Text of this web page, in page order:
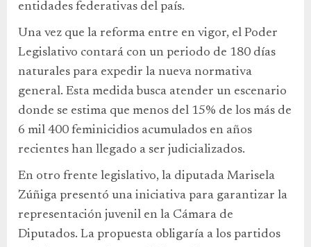
entidades federativas del país.
Una vez que la reforma entre en vigor, el Poder
Legislativo contará con un periodo de 180 días
naturales para expedir la nueva normativa
general. Esta medida busca atender un escenario
donde se estima que menos del 15% de los más de
6 mil 400 feminicidios acumulados en años
recientes han llegado a ser judicializados.
En otro frente legislativo, la diputada Marisela
Zúñiga presentó una iniciativa para garantizar la
representación juvenil en la Cámara de
Diputados. La propuesta obligaría a los partidos